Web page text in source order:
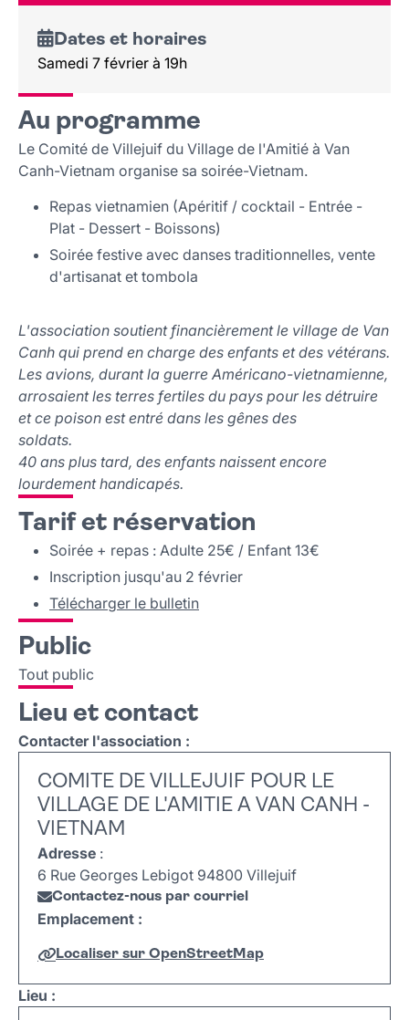
Dates et horaires
Samedi 7 février à 19h
Au programme
Le Comité de Villejuif du Village de l'Amitié à Van
Canh-Vietnam organise sa soirée-Vietnam.
Repas vietnamien (Apéritif / cocktail - Entrée -
Plat - Dessert - Boissons)
Soirée festive avec danses traditionnelles, vente
d'artisanat et tombola
L'association soutient financièrement le village de Van
Canh qui prend en charge des enfants et des vétérans.
Les avions, durant la guerre Américano-vietnamienne,
arrosaient les terres fertiles du pays pour les détruire
et ce poison est entré dans les gênes des
soldats.
40 ans plus tard, des enfants naissent encore
lourdement handicapés.
Tarif et réservation
Soirée + repas : Adulte 25€ / Enfant 13€
Inscription jusqu'au 2 février
Télécharger le bulletin
Public
Tout public
Lieu et contact
Contacter l'association :
COMITE DE VILLEJUIF POUR LE
VILLAGE DE L'AMITIE A VAN CANH -
VIETNAM
Adresse :
6 Rue Georges Lebigot 94800 Villejuif
Contactez-nous par courriel
Emplacement :
Localiser sur OpenStreetMap
+
Leaflet
Lieu :